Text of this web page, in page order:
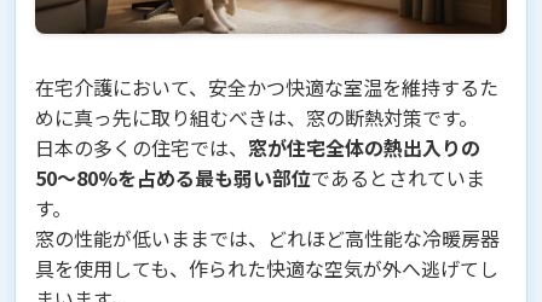
在宅介護において、安全かつ快適な室温を維持するた
めに真っ先に取り組むべきは、窓の断熱対策です。
日本の多くの住宅では、 窓が住宅全体の熱出入りの
50〜80%を占める最も弱い部位であるとされていま
す。
窓の性能が低いままでは、どれほど高性能な冷暖房器
具を使用しても、作られた快適な空気が外へ逃げてし